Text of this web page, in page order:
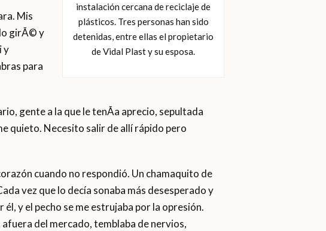
instalación cercana de reciclaje de
plásticos. Tres personas han sido
detenidas, entre ellas el propietario
de Vidal Plast y su esposa.
Mis
lo girÃ© y
y
para
gente a la que le tenÃ­a aprecio, sepultada
quieto. Necesito salir de allí rápido pero
cuando no respondió. Un chamaquito de
vez que lo decía sonaba más desesperado y
y el pecho se me estrujaba por la opresión.
del mercado, temblaba de nervios,